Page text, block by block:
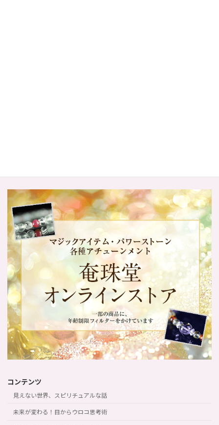
コンテンツ
見えない世界、スピリチュアルな話
未来が変わる！目からウロコ思考術